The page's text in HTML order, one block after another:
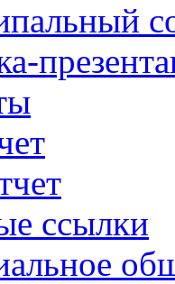
ссылки